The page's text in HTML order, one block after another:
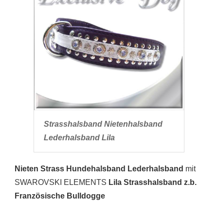
Strasshalsband Nietenhalsband
Lederhalsband Lila
Nieten Strass Hundehalsband Lederhalsband mit
SWAROVSKI ELEMENTS Lila Strasshalsband z.b.
Französische Bulldogge